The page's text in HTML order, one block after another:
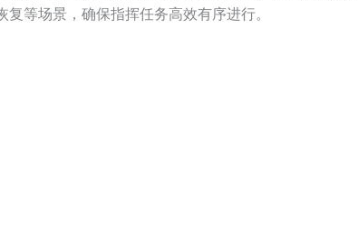
等场景，确保指挥任务高效有序进行。